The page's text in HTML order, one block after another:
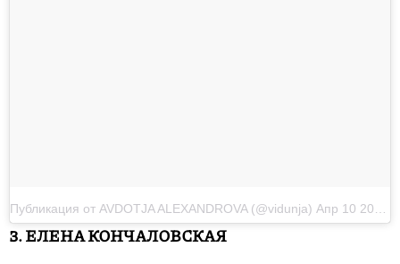
Публикация от AVDOTJA ALEXANDROVA (@vidunja) Апр 10 2017 в 3:54 PDT
3. ЕЛЕНА КОНЧАЛОВСКАЯ